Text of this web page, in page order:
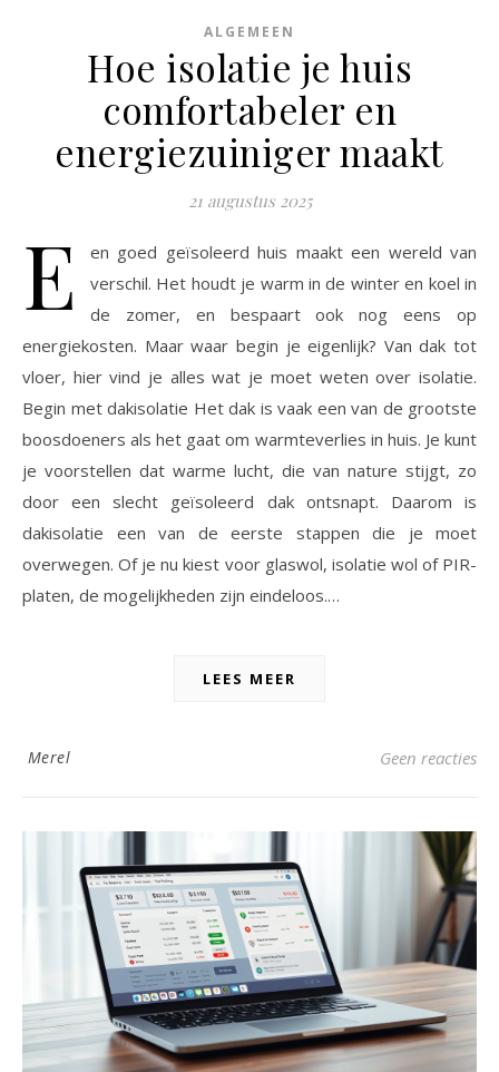
ALGEMEEN
Hoe isolatie je huis
comfortabeler en
energiezuiniger maakt
21 augustus 2025
E
en goed geïsoleerd huis maakt een wereld van
verschil. Het houdt je warm in de winter en koel in
de zomer, en bespaart ook nog eens op
energiekosten. Maar waar begin je eigenlijk? Van dak tot
vloer, hier vind je alles wat je moet weten over isolatie.
Begin met dakisolatie Het dak is vaak een van de grootste
boosdoeners als het gaat om warmteverlies in huis. Je kunt
je voorstellen dat warme lucht, die van nature stijgt, zo
door een slecht geïsoleerd dak ontsnapt. Daarom is
dakisolatie een van de eerste stappen die je moet
overwegen. Of je nu kiest voor glaswol, isolatie wol of PIR-
platen, de mogelijkheden zijn eindeloos.…
LEES MEER
Merel Geen reacties